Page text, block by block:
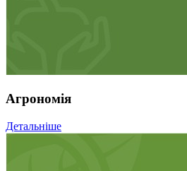
Агрономія
Детальніше